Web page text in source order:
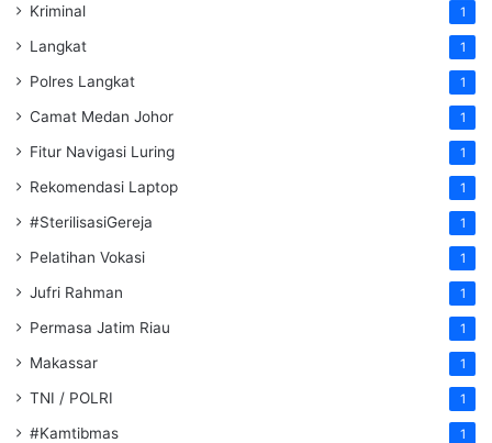
Kriminal 1
Langkat 1
Polres Langkat 1
Camat Medan Johor 1
Fitur Navigasi Luring 1
Rekomendasi Laptop 1
#SterilisasiGereja 1
Pelatihan Vokasi 1
Jufri Rahman 1
Permasa Jatim Riau 1
Makassar 1
TNI / POLRI 1
#Kamtibmas 1